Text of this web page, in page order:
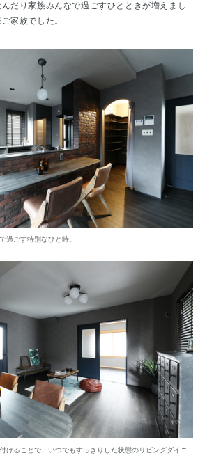
だり家族みんなで過ごすひとときが増えまし
家族でした。
過ごす特別なひと時。
けることで、いつでもすっきりした状態のリビングダイニ